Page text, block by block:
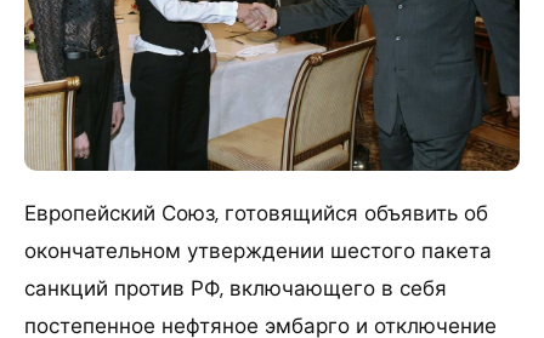
Европейский Союз, готовящийся объявить об
окончательном утверждении шестого пакета
санкций против РФ, включающего в себя
постепенное нефтяное эмбарго и отключение